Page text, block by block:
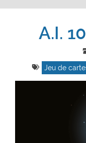
A.I.
Jeu de